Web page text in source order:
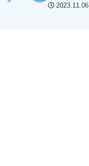
2023.11.06